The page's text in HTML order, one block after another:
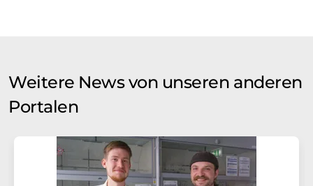
Weitere News von unseren anderen
Portalen